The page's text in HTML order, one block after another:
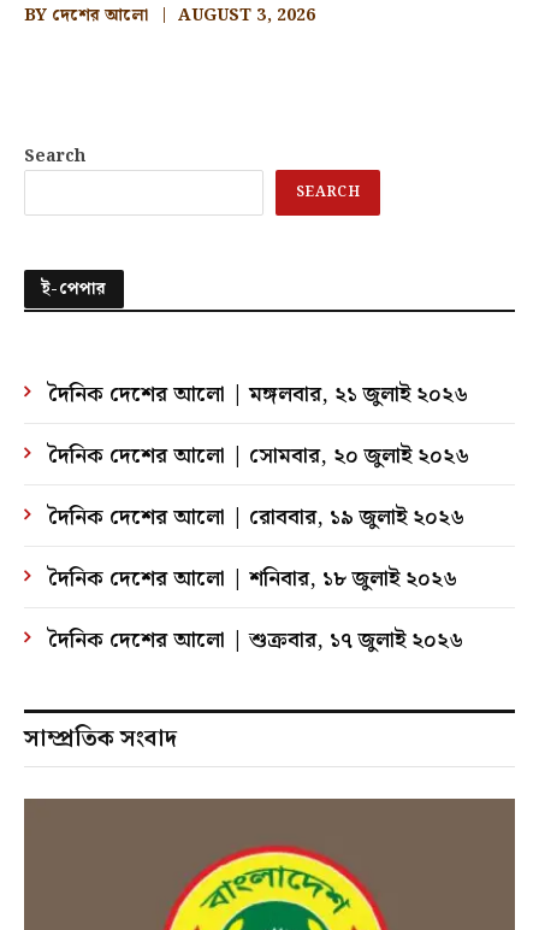
BY দেশের আলো AUGUST 3, 2026
Search
SEARCH
ই-পেপার
দৈনিক দেশের আলো | মঙ্গলবার, ২১ জুলাই ২০২৬
দৈনিক দেশের আলো | সোমবার, ২০ জুলাই ২০২৬
দৈনিক দেশের আলো | রোববার, ১৯ জুলাই ২০২৬
দৈনিক দেশের আলো | শনিবার, ১৮ জুলাই ২০২৬
দৈনিক দেশের আলো | শুক্রবার, ১৭ জুলাই ২০২৬
সাম্প্রতিক সংবাদ